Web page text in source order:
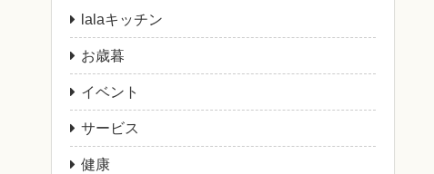
lalaキッチン
お歳暮
イベント
サービス
健康